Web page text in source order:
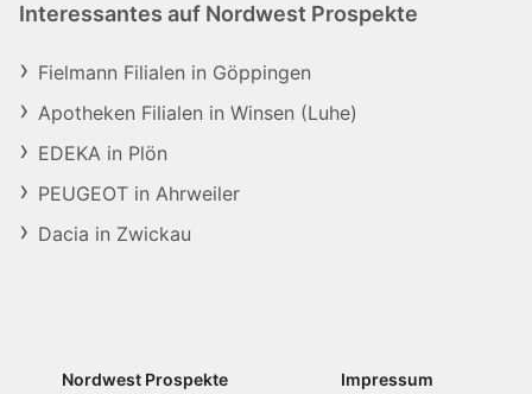
Interessantes auf Nordwest Prospekte
Fielmann Filialen in Göppingen
Apotheken Filialen in Winsen (Luhe)
EDEKA in Plön
PEUGEOT in Ahrweiler
Dacia in Zwickau
Nordwest Prospekte Impressum